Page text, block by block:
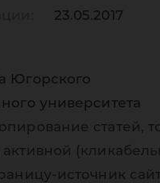
23.05.2017
Югорского
университета
статей,
источник